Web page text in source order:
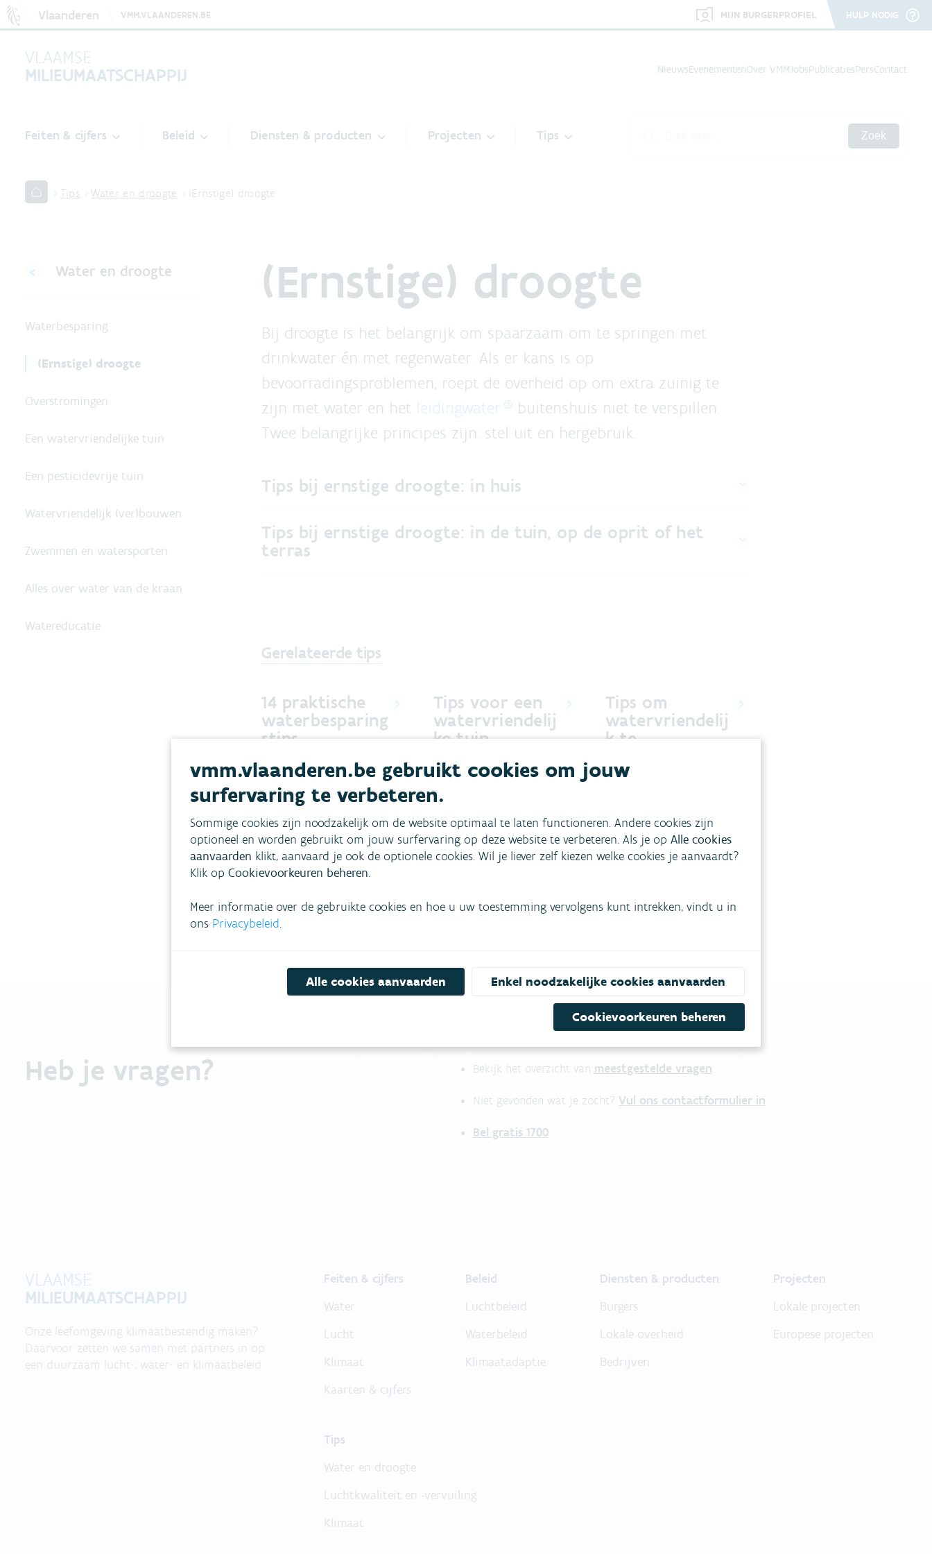
Vlaanderen VMM.VLAANDEREN.BE MIJN BURGERPROFIEL HULP NODIG
VLAAMSE
MILIEUMAATSCHAPPIJ
NieuwsEvenementenOver VMMJobsPublicatiesPersContact
Feiten & cijfers Beleid Diensten & producten Projecten Tips Zoek
Tips Water en droogte (Ernstige) droogte
Water en droogte
Waterbesparing
(Ernstige) droogte
Overstromingen
Een watervriendelijke tuin
Een pesticidevrije tuin
Watervriendelijk (ver)bouwen
Zwemmen en watersporten
Alles over water van de kraan
Watereducatie
(Ernstige) droogte
Bij droogte is het belangrijk om spaarzaam om te springen met
drinkwater én met regenwater. Als er kans is op
bevoorradingsproblemen, roept de overheid op om extra zuinig te
zijn met water en het leidingwater
buitenshuis niet te verspillen.
Twee belangrijke principes zijn: stel uit en hergebruik.
Tips bij ernstige droogte: in huis
Tips bij ernstige droogte: in de tuin, op de oprit of het
terras
Gerelateerde tips
14 praktische
waterbesparing
stips
Water besparen doe je een
heel jaar lang. Hier vind je 14
praktische besparingstips
voor een watervriendelijke
huishouden.
Tips voor een
watervriendelij
ke tuin
Ontdek hoe je je tuin
Tips om
watervriendelij
k te
technische voorschriften en
aanbevelingen?
Heb je vragen? Bekijk het overzicht van meestgestelde vragen.
Niet gevonden wat je zocht? Vul ons contactformulier in.
Bel gratis 1700
VLAAMSE
MILIEUMAATSCHAPPIJ
Onze leefomgeving klimaatbestendig maken?
Daarvoor zetten we samen met partners in op
een duurzaam lucht-, water- en klimaatbeleid.
Feiten & cijfers
Water
Lucht
Klimaat
Kaarten & cijfers
Beleid
Luchtbeleid
Waterbeleid
Klimaatadaptie
Diensten & producten
Burgers
Lokale overheid
Bedrijven
Projecten
Lokale projecten
Europese projecten
Tips
Water en droogte
Luchtkwaliteit en -vervuiling
Klimaat
vmm.vlaanderen.be gebruikt cookies om jouw
surfervaring te verbeteren.
Sommige cookies zijn noodzakelijk om de website optimaal te laten functioneren. Andere cookies zijn
optioneel en worden gebruikt om jouw surfervaring op deze website te verbeteren. Als je op Alle cookies
aanvaarden klikt, aanvaard je ook de optionele cookies. Wil je liever zelf kiezen welke cookies je aanvaardt?
Klik op Cookievoorkeuren beheren.
Meer informatie over de gebruikte cookies en hoe u uw toestemming vervolgens kunt intrekken, vindt u in
ons Privacybeleid.
Alle cookies aanvaarden Enkel noodzakelijke cookies aanvaarden
Cookievoorkeuren beheren